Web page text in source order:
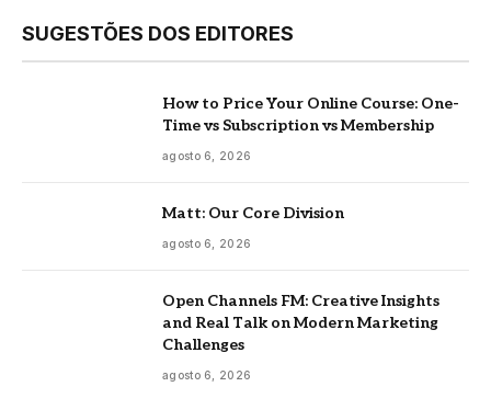
SUGESTÕES DOS EDITORES
How to Price Your Online Course: One-
Time vs Subscription vs Membership
agosto 6, 2026
Matt: Our Core Division
agosto 6, 2026
Open Channels FM: Creative Insights
and Real Talk on Modern Marketing
Challenges
agosto 6, 2026